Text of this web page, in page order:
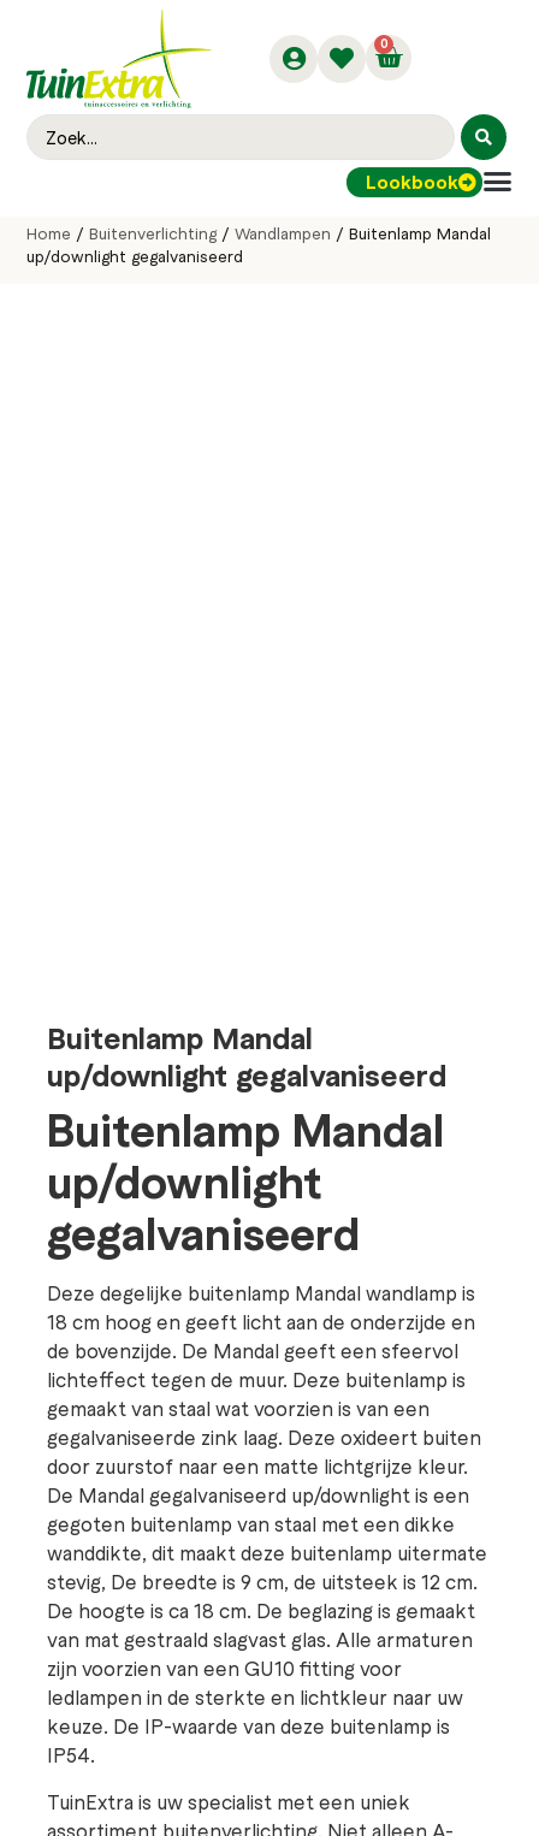
0
Lookbook
Home /Buitenverlichting/Wandlampen / Buitenlamp Mandal
up/downlight gegalvaniseerd
Buitenlamp Mandal
up/downlight gegalvaniseerd
Buitenlamp Mandal
up/downlight
gegalvaniseerd
Deze degelijke buitenlamp Mandal wandlamp is
18 cm hoog en geeft licht aan de onderzijde en
de bovenzijde. De Mandal geeft een sfeervol
lichteffect tegen de muur. Deze buitenlamp is
gemaakt van staal wat voorzien is van een
gegalvaniseerde zink laag. Deze oxideert buiten
door zuurstof naar een matte lichtgrijze kleur.
De Mandal gegalvaniseerd up/downlight is een
gegoten buitenlamp van staal met een dikke
wanddikte, dit maakt deze buitenlamp uitermate
stevig, De breedte is 9 cm, de uitsteek is 12 cm.
De hoogte is ca 18 cm. De beglazing is gemaakt
van mat gestraald slagvast glas. Alle armaturen
zijn voorzien van een GU10 fitting voor
ledlampen in de sterkte en lichtkleur naar uw
keuze. De IP-waarde van deze buitenlamp is
IP54.
TuinExtra is uw specialist met een uniek
assortiment buitenverlichting. Niet alleen A-